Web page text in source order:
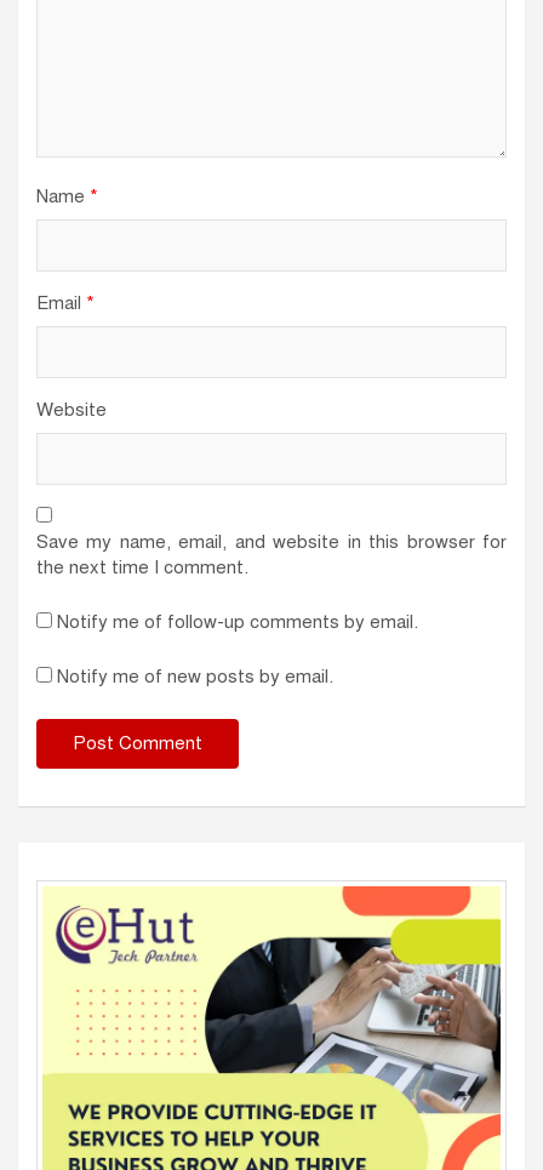
Name *
Email *
Website
Save my name, email, and website in this browser for
the next time I comment.
Notify me of follow-up comments by email.
Notify me of new posts by email.